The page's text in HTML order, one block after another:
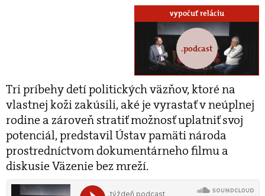
vypočuť reláciu
.podcast
Tri príbehy detí politických väzňov, ktoré na
vlastnej koži zakúsili, aké je vyrastať v neúplnej
rodine a zároveň stratiť možnosť uplatniť svoj
potenciál, predstavil Ústav pamäti národa
prostredníctvom dokumentárneho filmu a
diskusie Väzenie bez mreží.